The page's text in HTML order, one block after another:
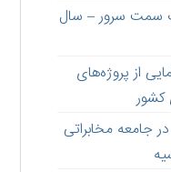
سمت سرور – سال
از پروژه‌های
کشور
جامعه مخابراتی